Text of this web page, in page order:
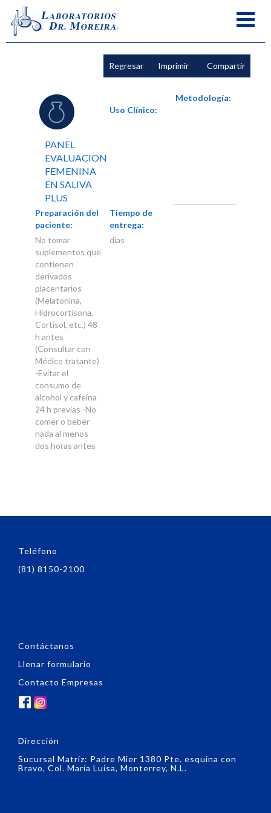
Regresar Imprimir Compartir
PANEL
EVALUACION
FEMENINA
EN SALIVA
PLUS
Uso Clínico:
Metodología:
Preparación del
paciente:
No tomar
suplementos que
contienen
derivados
placentarios
(Melatonina,
Hidrocortisona,
Cortisol, etc.) 48
h antes
(Consultar con
Médico tratante)
-Evitar el
consumo de
alcohol y cafeína
24 h previas -No
comer o beber
nada al menos
dos horas antes
Tiempo de
entrega:
días
Teléfono
(81) 8150-2100
Contáctanos
Llenar formulario
Contacto Empresas
Dirección
Sucursal Matriz: Padre Mier 1380 Pte. esquina con
Bravo, Col. María Luisa, Monterrey, N.L.